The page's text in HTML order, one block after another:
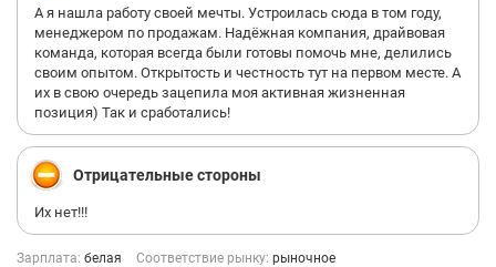
А я нашла работу своей мечты. Устроилась сюда в том году,
менеджером по продажам. Надёжная компания, драйвовая
команда, которая всегда были готовы помочь мне, делились
своим опытом. Открытость и честность тут на первом месте. А
их в свою очередь зацепила моя активная жизненная
позиция) Так и сработались!
Отрицательные стороны
Их нет!!!
Зарплата: белая Соответствие рынку: рыночное